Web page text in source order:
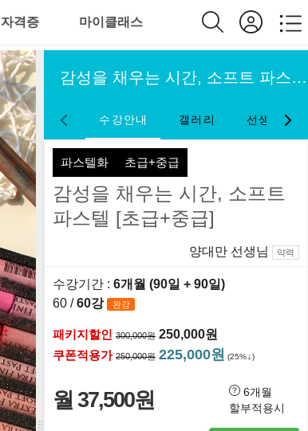
자격증 마이클래스
감성을 채우는 시간, 소프트 파스텔 [초급+중급]
수강안내 갤러리 선생님약력
파스텔화 초급+중급
감성을 채우는 시간, 소프트
파스텔 [초급+중급]
양대만 선생님 약력
수강기간 : 6개월 (90일 + 90일)
60 /60강 완강
패키지할인 300,000원 250,000원
쿠폰적용가 250,000원 225,000원 (25% )
월 37,500원
6개월
할부적용시